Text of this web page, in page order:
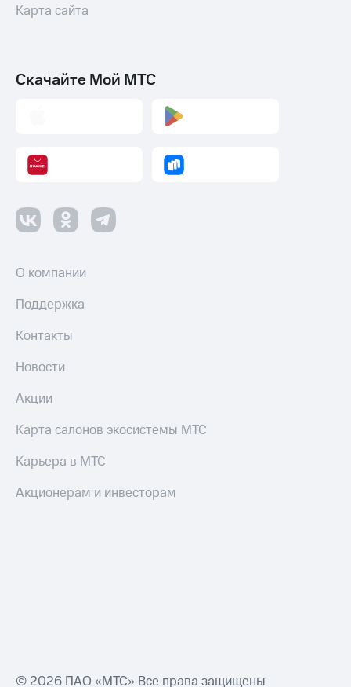
Карта сайта
Скачайте Мой МТС
О компании
Поддержка
Контакты
Новости
Акции
Карта салонов экосистемы МТС
Карьера в МТС
Акционерам и инвесторам
© 2026 ПАО «МТС» Все права защищены